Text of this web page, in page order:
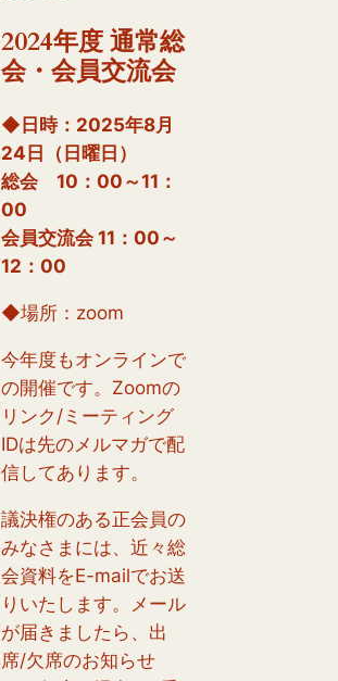
2024年度 通常総
会・会員交流会
◆日時：2025年8月
24日（日曜日）
総会 10：00～11：
00
会員交流会 11：00～
12：00
◆場所：zoom
今年度もオンラインで
の開催です。Zoomの
リンク/ミーティング
IDは先のメルマガで配
信してあります。
議決権のある正会員の
みなさまには、近々総
会資料をE-mailでお送
りいたします。メール
が届きましたら、出
席/欠席のお知らせ